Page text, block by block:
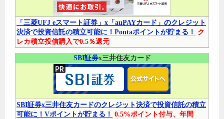
「三菱UFJ eスマート証券」x「auPAYカード」のクレジット
決済で投資信託の積立可能に！Pontaポイントが貯まる！
ク
レカ積立投信購入で0.5％還元
SBI証券x三井住友カード
SBI証券x三井住友カードのクレジット決済で投資信託の積立
可能に！Vポイントが貯まる！ 0.5%ポイント付与、年間